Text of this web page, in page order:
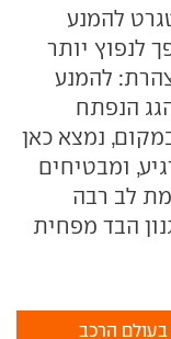
להמנע
לנפוץ יותר
להמנע
הנפתח
נמצא כאן
ומבטיחים
לב רבה
הבד מפחית
הרכב